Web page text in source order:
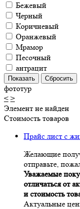
Бежевый
Черный
Коричневый
Оранжевый
Мрамор
Песочный
антрацит
фототур
< >
Элемент не найден
Стоимость товаров
Прайс лист с
Желающие
отправьте,
Уважаемые
отличаться от
и стоимость
Актуальные